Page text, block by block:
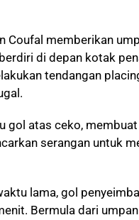
Coufal memberikan
di depan kotak
tendangan
gol atas ceko,
serangan untuk
lama, gol
Bermula dari